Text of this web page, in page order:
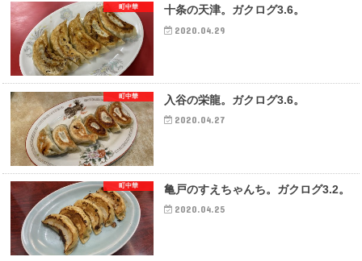
町中華 十条の天津。ガクログ3.6。
2020.04.29
町中華 入谷の栄龍。ガクログ3.6。
2020.04.27
町中華 亀戸のすえちゃんち。ガクログ3.2。
2020.04.25